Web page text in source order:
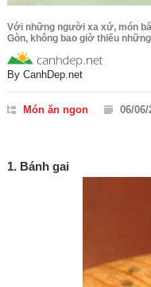
Với những người xa xứ, món
Gòn, không bao giờ thiếu
By CanhDep.net
Món ăn ngon 06/06/
1. Bánh gai